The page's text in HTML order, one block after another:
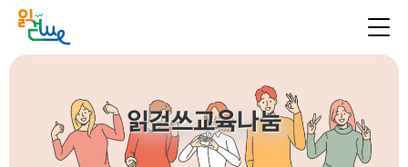
읽걷쓰교육나눔